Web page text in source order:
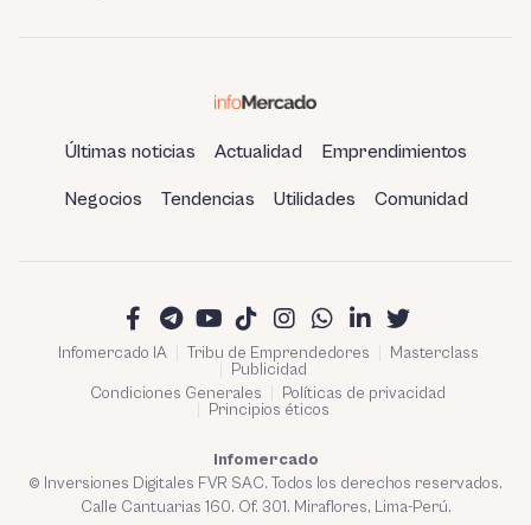
Últimas noticias Actualidad Emprendimientos
Negocios Tendencias Utilidades Comunidad
Infomercado IA Tribu de Emprendedores
Masterclass
Publicidad
Condiciones Generales
Políticas de privacidad
Principios éticos
Infomercado
© Inversiones Digitales FVR SAC. Todos los derechos reservados.
Calle Cantuarias 160. Of. 301. Miraflores, Lima-Perú.